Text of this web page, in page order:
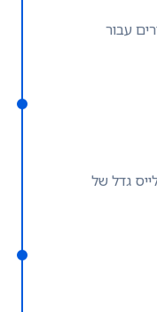
עבור
גדל של